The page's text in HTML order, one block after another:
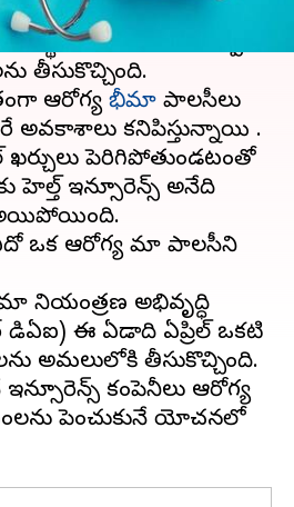
పెంచేశాయి.
సంస్థ ఇటీవలే పలు మార్పులు
తీసుకొచ్చింది.
ఆరోగ్యభీమా పాలసీలు
కనిపిస్తున్నాయి .
ఖర్చులు పెరిగిపోతుండటంతో
హెల్త్ ఇన్సూరెన్స్ అనేది
అయిపోయింది.
ఏదో ఒక ఆరోగ్య బీమా పాలసీని
అభివృద్ధి
డిఏఐ) ఈ ఏడాది ఏప్రిల్ ఒకటి
అమలులోకి తీసుకొచ్చింది.
కంపెనీలు ఆరోగ్య
పెంచుకునే యోచనలో